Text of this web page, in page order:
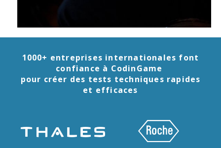
1000+ entreprises internationales font
confiance à CodinGame
pour créer des tests techniques rapides
et efficaces